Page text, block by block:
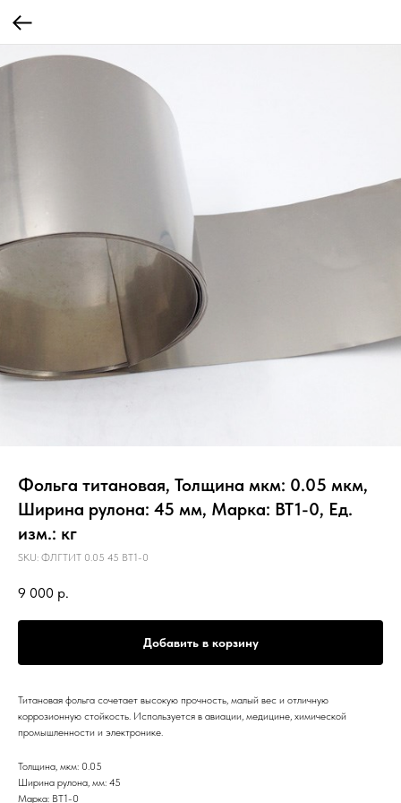
Фольга титановая, Толщина мкм: 0.05 мкм,
Ширина рулона: 45 мм, Марка: ВТ1-0, Ед.
изм.: кг
SKU: ФЛГТИТ 0.05 45 ВТ1-0
9 000 р.
Добавить в корзину
Титановая фольга сочетает высокую прочность, малый вес и отличную
коррозионную стойкость. Используется в авиации, медицине, химической
промышленности и электронике.
Толщина, мкм: 0.05
Ширина рулона, мм: 45
Марка: ВТ1-0